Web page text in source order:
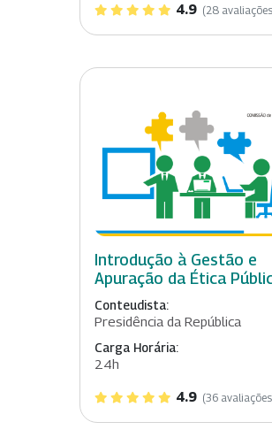
4.9 (28
Introdução à Gestão e
Apuração da Ética
Conteudista:
Presidência da República
Carga Horária:
24h
4.9 (36